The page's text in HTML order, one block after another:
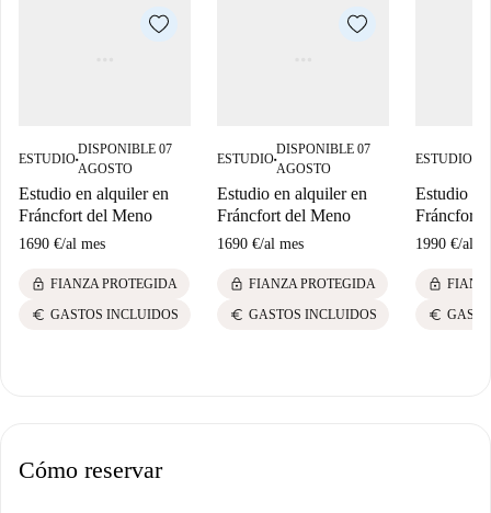
ESTUDIO■
DISPONIBLE 07
AGOSTO
Estudio en alquiler en
Fráncfort del Meno
1690 €/al mes
lock FIANZA PROTEGIDA
euro GASTOS INCLUIDOS
ESTUDIO■
DISPONIBLE 07
AGOSTO
Estudio en alquiler en
Fráncfort del Meno
1690 €/al mes
lock FIANZA PROTEGIDA
euro GASTOS INCLUIDOS
ESTUDIO
Estudio
Fráncfort
1990 €/al
lock
euro
Cómo reservar